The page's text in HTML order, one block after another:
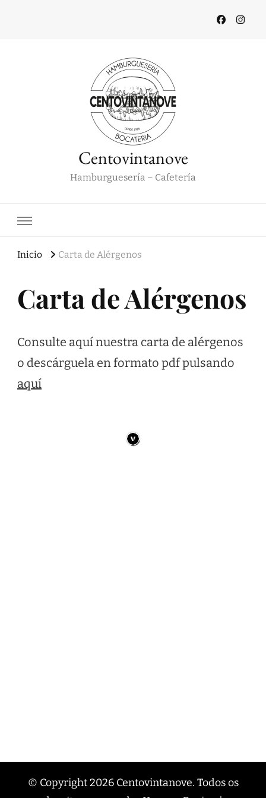
Centovintanove
Hamburguesería – Cafetería
Inicio Carta de Alérgenos
Carta de Alérgenos
Consulte aquí nuestra carta de alérgenos
o descárguela en formato pdf pulsando
aquí
© Copyright 2026 Centovintanove. Todos os